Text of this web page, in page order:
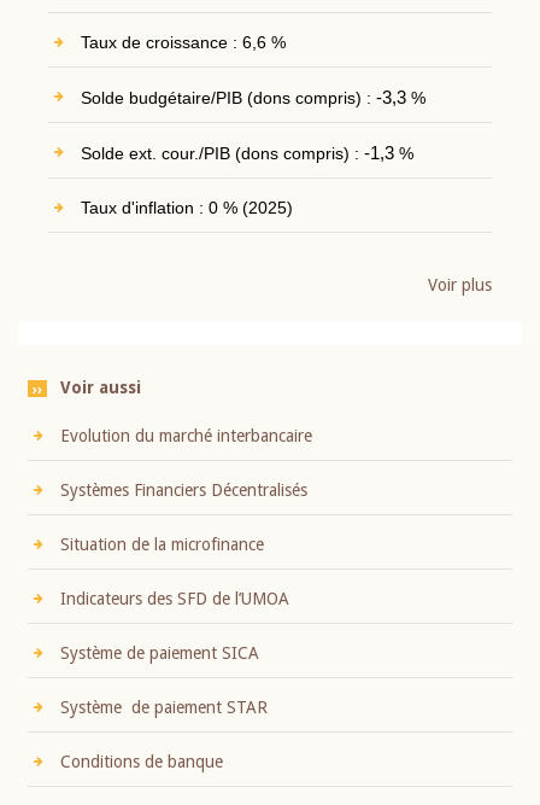
Taux de croissance : 6,6 %
Solde budgétaire/PIB (dons compris) : -3,3%
Solde ext. cour./PIB (dons compris) : -1,3%
Taux d'inflation : 0 % (2025)
Voir plus
Voir aussi
Evolution du marché interbancaire
Systèmes Financiers Décentralisés
Situation de la microfinance
Indicateurs des SFD de l’UMOA
Système de paiement SICA
Système de paiement STAR
Conditions de banque